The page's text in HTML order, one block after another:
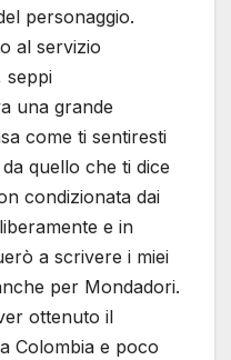
personaggio.
al servizio
seppi
una grande
come ti sentiresti
quello che ti dice
condizionata dai
e in
a scrivere i miei
per Mondadori.
ottenuto il
Colombia e poco